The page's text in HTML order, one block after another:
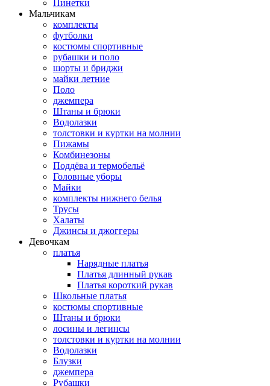
Пинетки
Мальчикам
комплекты
футболки
костюмы спортивные
рубашки и поло
шорты и бриджи
майки летние
Поло
джемпера
Штаны и брюки
Водолазки
толстовки и куртки на молнии
Пижамы
Комбинезоны
Поддёва и термобельё
Головные уборы
Майки
комплекты нижнего белья
Трусы
Халаты
Джинсы и джоггеры
Девочкам
платья
Нарядные платья
Платья длинный рукав
Платья короткий рукав
Школьные платья
костюмы спортивные
Штаны и брюки
лосины и легинсы
толстовки и куртки на молнии
Водолазки
Блузки
джемпера
Рубашки